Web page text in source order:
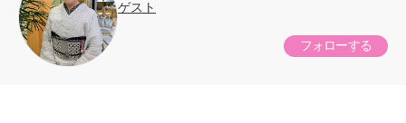
ゲスト
フォローする